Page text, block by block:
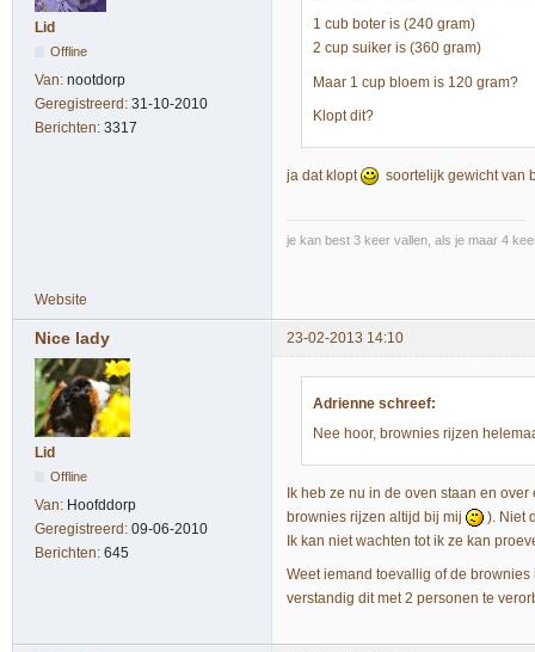
Lid
Offline
Van: nootdorp
Geregistreerd: 31-10-2010
Berichten: 3317
1 cub boter is (240 gram)
2 cup suiker is (360 gram)
Maar 1 cup bloem is 120 gram?
Klopt dit?
ja dat klopt soortelijk gewicht van
je kan best 3 keer vallen, als je maar 4
Website
Nice lady 23-02-2013 14:10
Lid
Offline
Van: Hoofddorp
Geregistreerd: 09-06-2010
Berichten: 645
Adrienne schreef:
Nee hoor, brownies rijzen
Ik heb ze nu in de oven staan en
brownies rijzen altijd bij mij
). Niet
Ik kan niet wachten tot ik ze kan
Weet iemand toevallig of de
verstandig dit met 2 personen te